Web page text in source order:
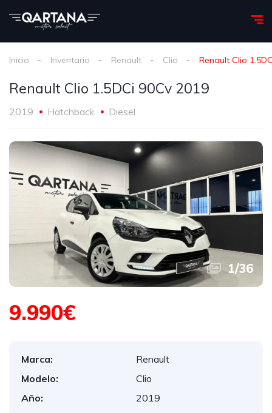
Inicio Inventario Renault Clio Renault Clio
Renault Clio 1.5DCi 90Cv 2019
2019 Hatchback Diesel
1/36
9.990€
Marca:
Renault
Modelo:
Clio
Año:
2019